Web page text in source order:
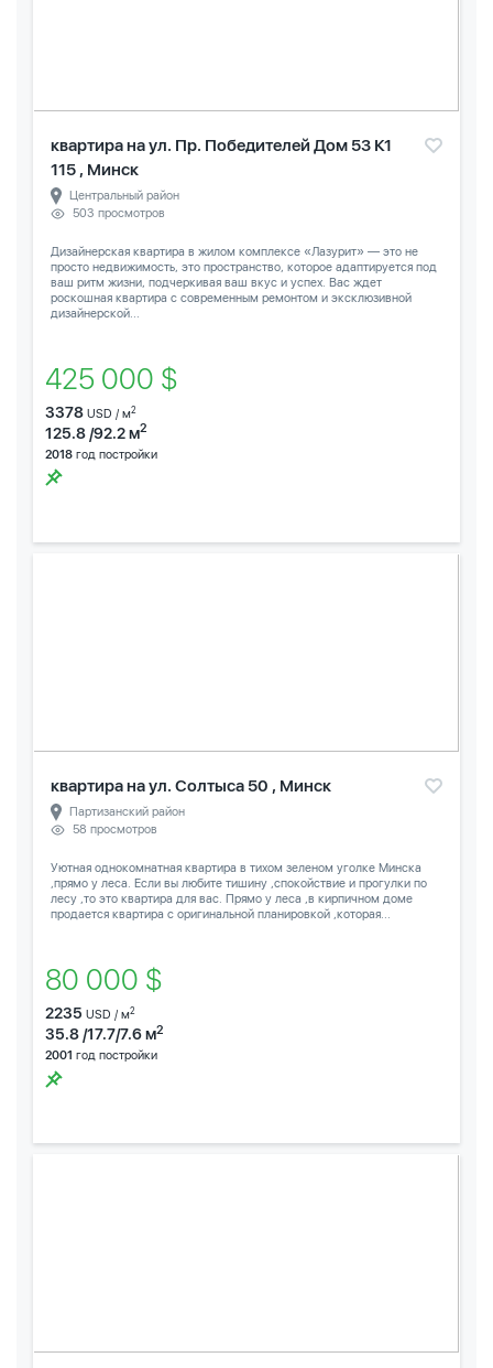
квартира на ул. Пр. Победителей Дом 53 К1
115 , Минск
Центральный район
503 просмотров
Дизайнерская квартира в жилом комплексе «Лазурит» — это не
просто недвижимость, это пространство, которое адаптируется под
ваш ритм жизни, подчеркивая ваш вкус и успех. Вас ждет
роскошная квартира с современным ремонтом и эксклюзивной
дизайнерской...
425 000 $
3378 USD / м2
125.8 /92.2 м2
2018 год постройки
квартира на ул. Солтыса 50 , Минск
Партизанский район
58 просмотров
Уютная однокомнатная квартира в тихом зеленом уголке Минска
,прямо у леса. Если вы любите тишину ,спокойствие и прогулки по
лесу ,то это квартира для вас. Прямо у леса ,в кирпичном доме
продается квартира с оригинальной планировкой ,которая...
80 000 $
2235 USD / м2
35.8 /17.7/7.6 м2
2001 год постройки